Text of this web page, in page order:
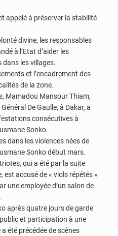
appelé à préserver la stabilité
divine, les responsables
à l’Etat d’aider les
dans les villages.
et l’encadrement des
de la zone.
Mamadou Mansour Thiam,
De Gaulle, à Dakar, a
consécutives à
Sonko.
dans les violences nées de
Sonko début mars.
qui a été par la suite
est accusé de « viols répétés »
une employée d’un salon de
après quatre jours de garde
et participation à une
été précédée de scènes